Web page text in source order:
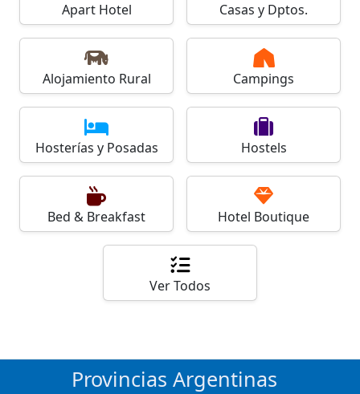
Apart Hotel Casas y Dptos.
Alojamiento Rural Campings
Hosterías y Posadas Hostels
Bed & Breakfast Hotel Boutique
Ver Todos
Provincias Argentinas